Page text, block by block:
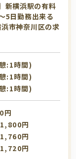
新横浜駅の有料
5日勤務出来る
市神奈川区の求
:1時間)
:1時間)
:1時間)
円
1,800円
1,760円
1,720円